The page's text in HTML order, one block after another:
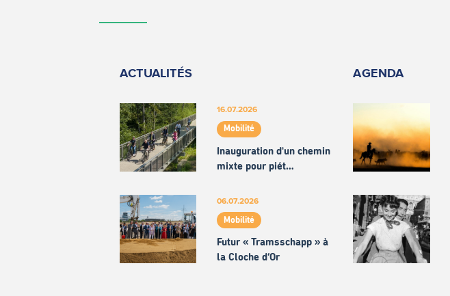
ACTUALITÉS
16.07.2026
Mobilité
Inauguration d'un chemin
mixte pour piét…
06.07.2026
Mobilité
Futur « Tramsschapp » à
la Cloche d’Or
AGENDA